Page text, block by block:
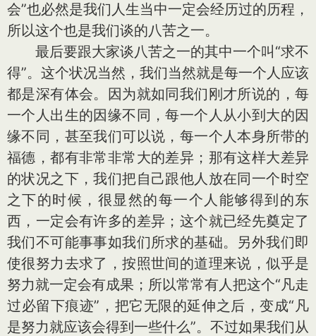
会”也必然是我们人生当中一定会经历过的历程，
所以这个也是我们谈的八苦之一。
最后要跟大家谈八苦之一的其中一个叫“求不
得”。这个状况当然，我们当然就是每一个人应该
都是深有体会。因为就如同我们刚才所说的，每
一个人出生的因缘不同，每一个人从小到大的因
缘不同，甚至我们可以说，每一个人本身所带的
福德，都有非常非常大的差异；那有这样大差异
的状况之下，我们把自己跟他人放在同一个时空
之下的时候，很显然的每一个人能够得到的东
西，一定会有许多的差异；这个就已经先奠定了
我们不可能事事如我们所求的基础。另外我们即
使很努力去求了，按照世间的道理来说，似乎是
努力就一定会有成果；所以常常有人把这个“凡走
过必留下痕迹”，把它无限的延伸之后，变成“凡
是努力就应该会得到一些什么”。不过如果我们从